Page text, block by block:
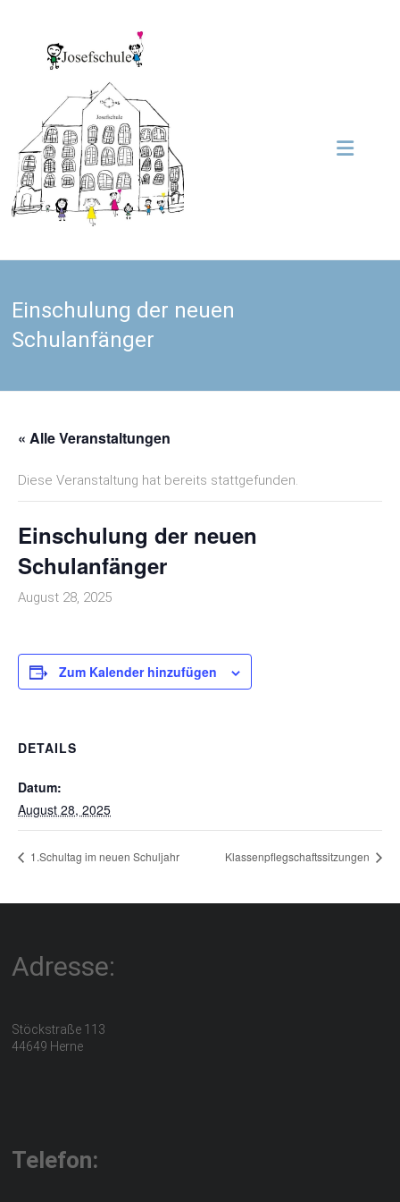
springenGrundschule
Josefschule
Josefschule
Einschulung der neuen
Schulanfänger
« Alle Veranstaltungen
Diese Veranstaltung hat bereits stattgefunden.
Einschulung der neuen
Schulanfänger
August 28, 2025
Zum Kalender hinzufügen
DETAILS
Datum:
August 28, 2025
1.Schultag im neuen Schuljahr Klassenpflegschaftssitzungen
Adresse:
Stöckstraße 113
44649 Herne
Telefon: